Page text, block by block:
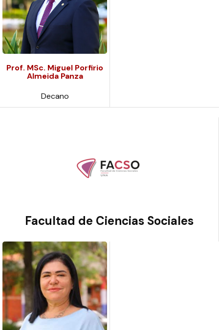
Prof. MSc. Miguel Porfirio
Almeida Panza
Decano
Facultad de Ciencias Sociales